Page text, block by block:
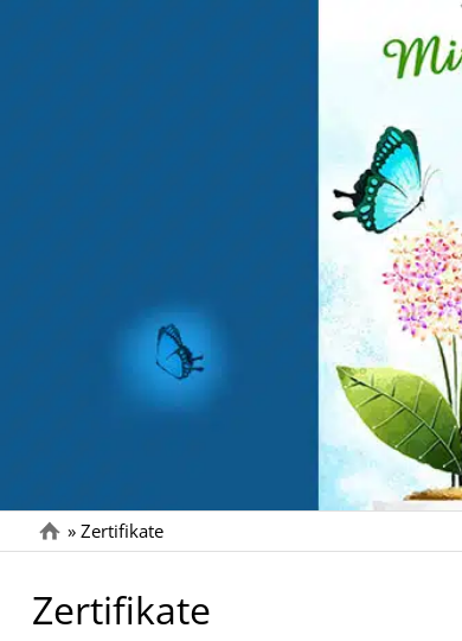
» Zertifikate
Zertifikate